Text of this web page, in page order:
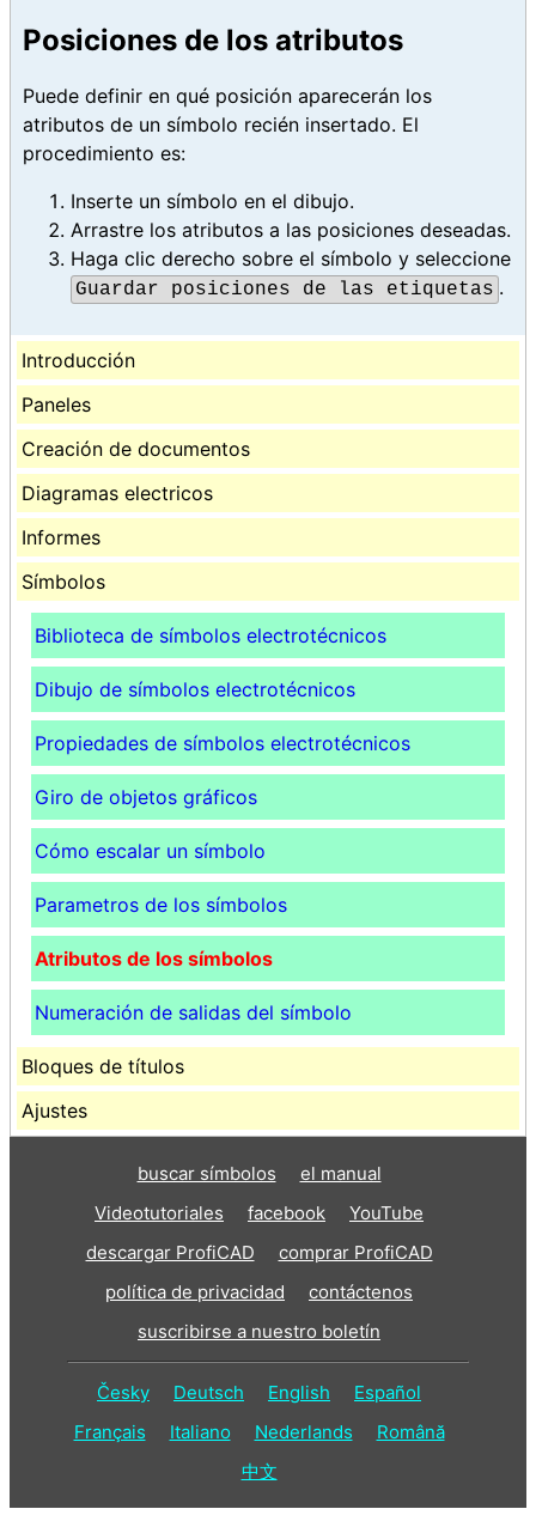
Posiciones de los atributos
Puede definir en qué posición aparecerán los
atributos de un símbolo recién insertado. El
procedimiento es:
Inserte un símbolo en el dibujo.
Arrastre los atributos a las posiciones deseadas.
Haga clic derecho sobre el símbolo y seleccione
Guardar posiciones de las etiquetas .
Introducción
Paneles
Creación de documentos
Diagramas electricos
Informes
Símbolos
Biblioteca de símbolos electrotécnicos
Dibujo de símbolos electrotécnicos
Propiedades de símbolos electrotécnicos
Giro de objetos gráficos
Cómo escalar un símbolo
Parametros de los símbolos
Atributos de los símbolos
Numeración de salidas del símbolo
Bloques de títulos
Ajustes
buscar símbolos
el manual
Videotutoriales
facebook
YouTube
descargar ProfiCAD
comprar ProfiCAD
política de privacidad
contáctenos
suscribirse a nuestro boletín
Česky Deutsch English
Español
Français
Italiano Nederlands
Română
中文